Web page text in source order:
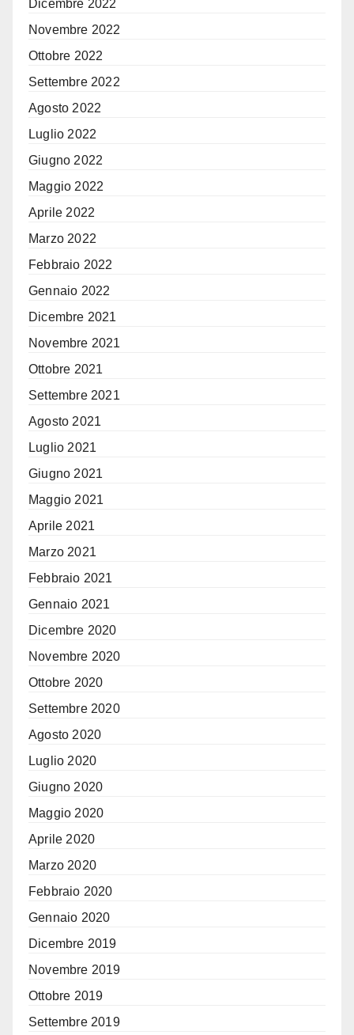
Dicembre 2022
Novembre 2022
Ottobre 2022
Settembre 2022
Agosto 2022
Luglio 2022
Giugno 2022
Maggio 2022
Aprile 2022
Marzo 2022
Febbraio 2022
Gennaio 2022
Dicembre 2021
Novembre 2021
Ottobre 2021
Settembre 2021
Agosto 2021
Luglio 2021
Giugno 2021
Maggio 2021
Aprile 2021
Marzo 2021
Febbraio 2021
Gennaio 2021
Dicembre 2020
Novembre 2020
Ottobre 2020
Settembre 2020
Agosto 2020
Luglio 2020
Giugno 2020
Maggio 2020
Aprile 2020
Marzo 2020
Febbraio 2020
Gennaio 2020
Dicembre 2019
Novembre 2019
Ottobre 2019
Settembre 2019